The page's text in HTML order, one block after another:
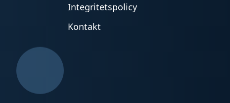
Integritetspolicy
Kontakt